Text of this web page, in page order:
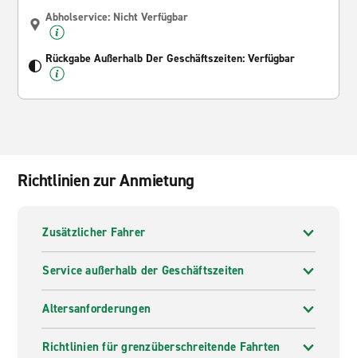
Abholservice: Nicht Verfügbar
Rückgabe Außerhalb Der Geschäftszeiten: Verfügbar
Richtlinien zur Anmietung
Zusätzlicher Fahrer
Service außerhalb der Geschäftszeiten
Altersanforderungen
Richtlinien für grenzüberschreitende Fahrten